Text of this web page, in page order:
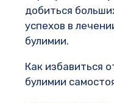
добиться
успехов в
булимии.
Как избавиться
булимии